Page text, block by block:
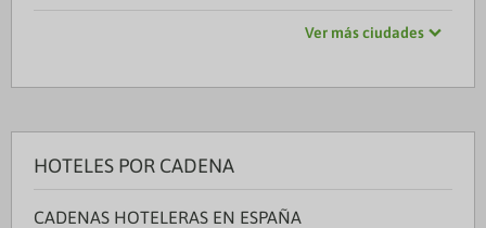
Ver más ciudades
HOTELES POR CADENA
CADENAS HOTELERAS EN ESPAÑA